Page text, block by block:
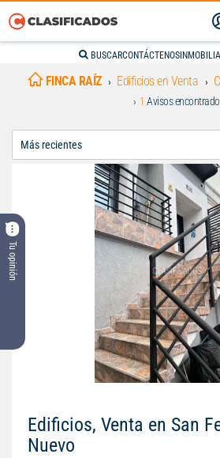
BUSCARCONTÁCTENOS
Tu opinión
FINCA RAÍZ Edificios en Venta
1 Avisos
Edificios, Venta en San
Nuevo